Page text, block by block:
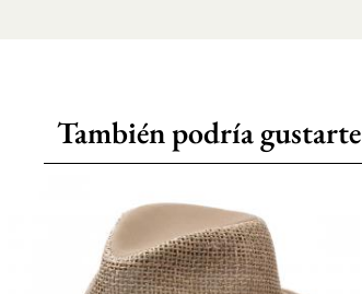
También podría gustarte